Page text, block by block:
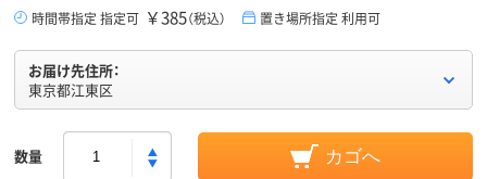
時間帯指定 指定可 ￥385（税込） 置き場所指定 利用可
お届け先住所：
東京都江東区
数量 カゴへ